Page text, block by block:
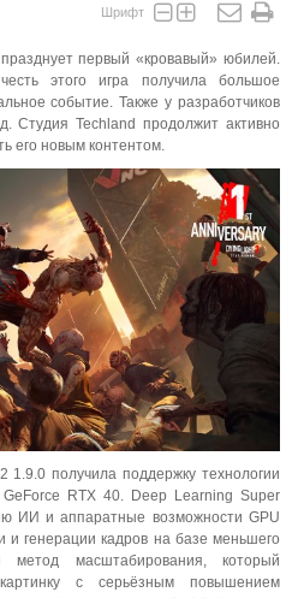
Шрифт
первый «кровавый» юбилей.
этого игра получила большое
событие. Также у разработчиков
Студия Techland продолжит активно
его новым контентом.
1.9.0 получила поддержку технологии
RTX 40. Deep Learning Super
ИИ и аппаратные возможности GPU
и генерации кадров на базе меньшего
масштабирования, который
картинку с серьёзным повышением